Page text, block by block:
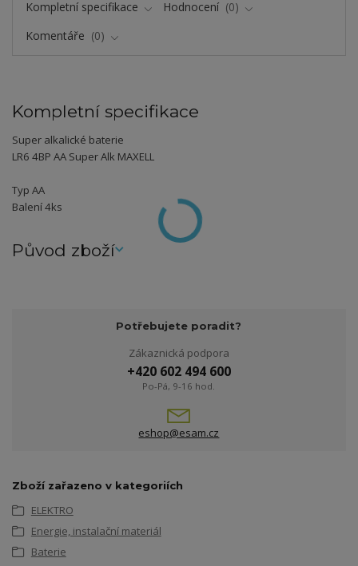
Kompletní specifikace Hodnocení
0
Komentáře
0
Kompletní specifikace
Super alkalické baterie
LR6 4BP AA Super Alk MAXELL
Typ AA
Balení 4ks
Původ zboží
Potřebujete poradit?
Zákaznická podpora
+420 602 494 600
Po-Pá, 9-16 hod.
eshop@esam.cz
Zboží zařazeno v kategoriích
ELEKTRO
Energie, instalační materiál
Baterie